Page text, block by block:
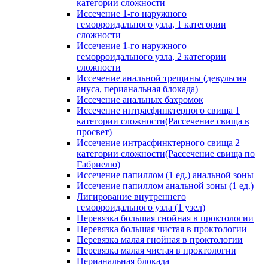
категории сложности
Иссечение 1-го наружного
геморроидального узла, 1 категории
сложности
Иссечение 1-го наружного
геморроидального узла, 2 категории
сложности
Иссечение анальной трещины (девульсия
ануса, перианальная блокада)
Иссечение анальных бахромок
Иссечение интрасфинктерного свища 1
категории сложности(Рассечение свища в
просвет)
Иссечение интрасфинктерного свища 2
категории сложности(Рассечение свища по
Габриелю)
Иссечение папиллом (1 ед.) анальной зоны
Иссечение папиллом анальной зоны (1 ед.)
Лигирование внутреннего
геморроидального узла (1 узел)
Перевязка большая гнойная в проктологии
Перевязка большая чистая в проктологии
Перевязка малая гнойная в проктологии
Перевязка малая чистая в проктологии
Перианальная блокада